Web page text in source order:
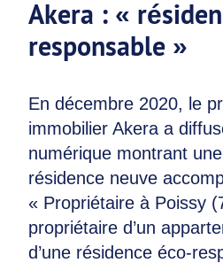
Akera : «
responsable »
En décembre 2020, le
immobilier Akera a
numérique montrant
résidence neuve
« Propriétaire à Poissy
propriétaire d’un
d’une résidence éco-